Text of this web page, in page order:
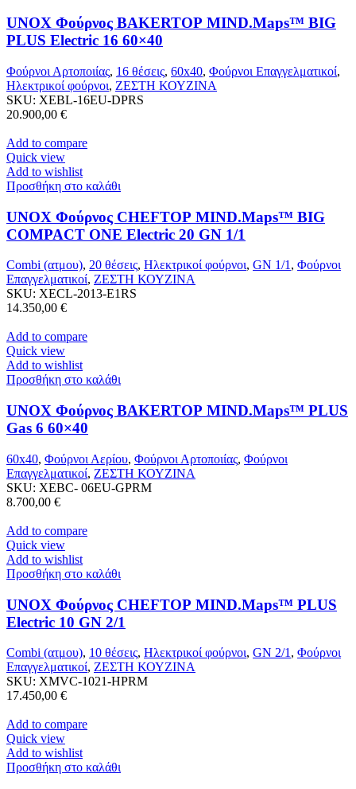
UNOX Φούρνος BAKERTOP MIND.Maps™ BIG
PLUS Electric 16 60×40
Φούρνοι Αρτοποιίας, 16 θέσεις, 60x40, Φούρνοι Επαγγελματικοί,
Ηλεκτρικοί φούρνοι, ΖΕΣΤΗ ΚΟΥΖΙΝΑ
SKU: XEBL-16EU-DPRS
20.900,00 €
Add to compare
Quick view
Add to wishlist
Προσθήκη στο καλάθι
UNOX Φούρνος CHEFTOP MIND.Maps™ BIG
COMPACT ONE Electric 20 GN 1/1
Combi (ατμου), 20 θέσεις, Ηλεκτρικοί φούρνοι, GN 1/1, Φούρνοι
Επαγγελματικοί, ΖΕΣΤΗ ΚΟΥΖΙΝΑ
SKU: XECL-2013-E1RS
14.350,00 €
Add to compare
Quick view
Add to wishlist
Προσθήκη στο καλάθι
UNOX Φούρνος BAKERTOP MIND.Maps™ PLUS
Gas 6 60×40
60x40, Φούρνοι Αερίου, Φούρνοι Αρτοποιίας, Φούρνοι
Επαγγελματικοί, ΖΕΣΤΗ ΚΟΥΖΙΝΑ
SKU: XEBC- 06EU-GPRM
8.700,00 €
Add to compare
Quick view
Add to wishlist
Προσθήκη στο καλάθι
UNOX Φούρνος CHEFTOP MIND.Maps™ PLUS
Electric 10 GN 2/1
Combi (ατμου), 10 θέσεις, Ηλεκτρικοί φούρνοι, GN 2/1 , Φούρνοι
Επαγγελματικοί, ΖΕΣΤΗ ΚΟΥΖΙΝΑ
SKU: XMVC-1021-HPRM
17.450,00 €
Add to compare
Quick view
Add to wishlist
Προσθήκη στο καλάθι